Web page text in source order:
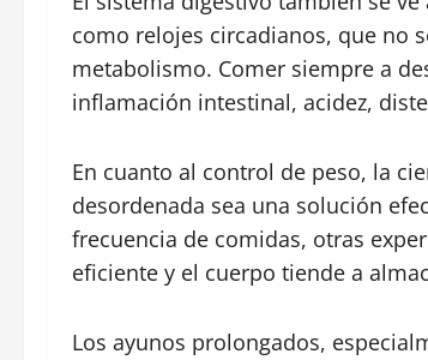
como relojes circadianos, que no
metabolismo. Comer siempre a
inflamación intestinal, acidez,
En cuanto al control de peso, la
desordenada sea una solución
frecuencia de comidas, otras
eficiente y el cuerpo tiende a
Los ayunos prolongados,